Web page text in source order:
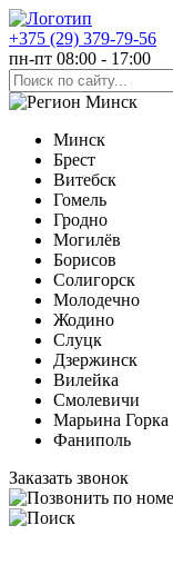
+375 (29) 379-79-56
пн-пт 08:00 - 17:00
Минск
Минск
Брест
Витебск
Гомель
Гродно
Могилёв
Борисов
Солигорск
Молодечно
Жодино
Слуцк
Дзержинск
Вилейка
Смолевичи
Марьина Горка
Фаниполь
Заказать звонок